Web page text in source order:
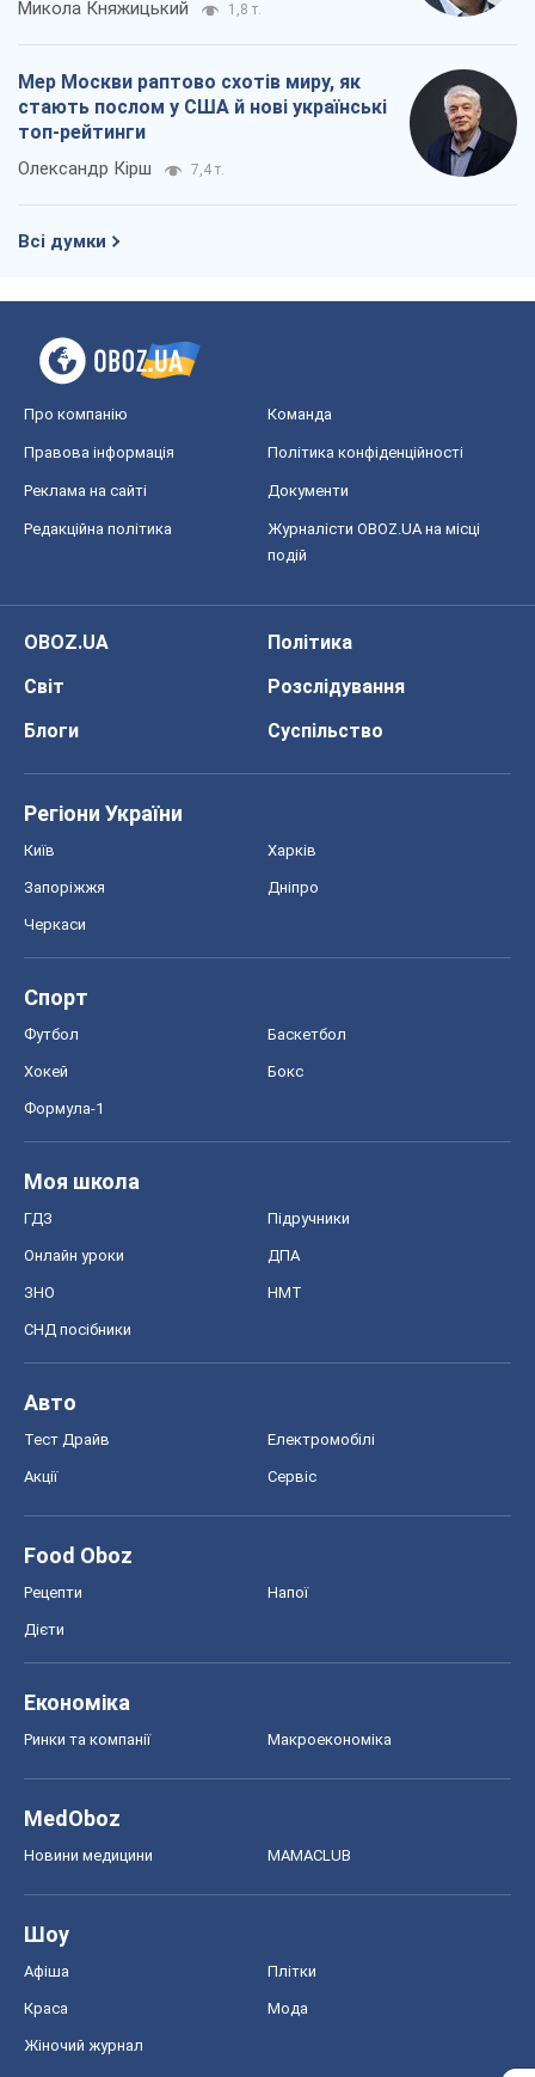
Микола Княжицький 1,8 т.
Мер Москви раптово схотів миру, як
стають послом у США й нові українські
топ-рейтинги
Олександр Кірш 7,4 т.
Всі думки
Про компанію Команда
Правова інформація Політика конфіденційності
Реклама на сайті Документи
Редакційна політика
Журналісти OBOZ.UA на місці
подій
OBOZ.UA
Політика
Світ
Розслідування
Блоги
Суспільство
Регіони України
Київ Харків
Запоріжжя Дніпро
Черкаси
Спорт
Футбол Баскетбол
Хокей Бокс
Формула-1
Моя школа
ГДЗ Підручники
Онлайн уроки ДПА
ЗНО НМТ
СНД посібники
Авто
Тест Драйв Електромобілі
Акції Сервіс
Food Oboz
Рецепти Напої
Дієти
Економіка
Ринки та компанії Макроекономіка
MedOboz
Новини медицини MAMACLUB
Шоу
Афіша Плітки
Краса Мода
Жіночий журнал